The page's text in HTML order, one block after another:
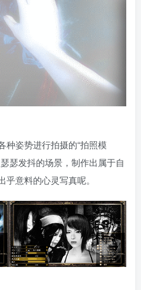
种姿势进行拍摄的“拍照模
瑟发抖的场景，制作出属于自
意料的心灵写真呢。